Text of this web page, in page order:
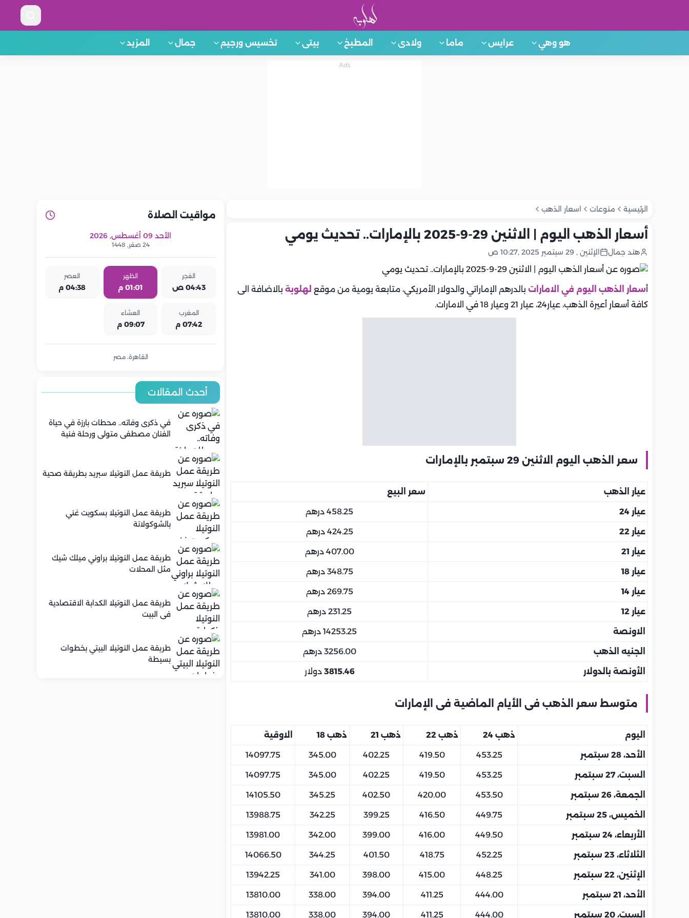
هو وهي عرايس ماما ولادى المطبخ بيتى تخسيس ورجيم جمال المزيد
الرئيسية منوعات اسعار الذهب
أسعار الذهب اليوم | الاثنين 29-9-2025 بالإمارات.. تحديث يومي
هند جمال الإثنين , 29 سبتمبر 2025 ,10:27 ص
أسعار الذهب اليوم في الامارات بالدرهم الإماراتي والدولار الأمريكي، متابعة يومية من موقع لهلوبة بالاضافة الى
كافة أسعار أعيرة الذهب، عيار24، عيار 21 وعيار 18 في الامارات.
سعر الذهب اليوم الاثنين 29 سبتمبر بالإمارات
عيار الذهب سعر البيع
عيار 24 458.25 درهم
عيار 22 424.25 درهم
عيار 21 407.00 درهم
عيار 18 348.75 درهم
عيار 14 269.75 درهم
عيار 12 231.25 درهم
الاونصة 14253.25 درهم
الجنيه الذهب 3256.00 درهم
الأونصة بالدولار 3815.46 دولار
متوسط سعر الذهب فى الأيام الماضية فى الإمارات
اليوم ذهب 24 ذهب 22 ذهب 21 ذهب 18 الاوقية
الأحد، 28 سبتمبر 453.25
419.50
402.25
345.00
14097.75
السبت، 27 سبتمبر 453.25
419.50
402.25
345.00
14097.75
الجمعة، 26 سبتمبر 453.50
420.00
402.50
345.25
14105.50
الخميس، 25 سبتمبر 449.75
416.50
399.25
342.25
13988.75
الأربعاء، 24 سبتمبر 449.50
416.00
399.00
342.00
13981.00
الثلاثاء، 23 سبتمبر 452.25
418.75
401.50
344.25
14066.50
الإثنين، 22 سبتمبر 448.25
415.00
398.00
341.00
13942.25
الأحد، 21 سبتمبر 444.00
411.25
394.00
338.00
13810.00
السبت، 20 سبتمبر 444.00
411.25
394.00
338.00
13810.00
مواقيت الصلاة
الأحد 09 أغسطس, 2026
24 صفر, 1448
الفجر
04:43 ص
الظهر
01:01 م
العصر
04:38 م
المغرب
07:42 م
العشاء
09:07 م
القاهرة، مصر
أحدث المقالات
في ذكرى وفاته.. محطات بارزة في حياة
الفنان مصطفى متولي ورحلة فنية
طريقة عمل النوتيلا سبريد بطريقة صحية
طريقة عمل النوتيلا بسكويت غني
بالشوكولاتة
طريقة عمل النوتيلا براوني ميلك شيك
مثل المحلات
طريقة عمل النوتيلا الكدابة الاقتصادية
في البيت
طريقة عمل النوتيلا البيتي بخطوات
بسيطة